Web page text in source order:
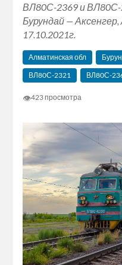
ВЛ80С-2369 и ВЛ80С-
Бурундай —
17.10.2021г.
Алматинская обл
ВЛ80С-2321
ВЛ80С-
👁423 просмотра